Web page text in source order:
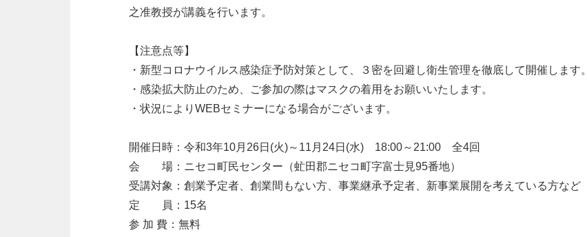
之准教授が講義を行います。
【注意点等】
・新型コロナウイルス感染症予防対策として、３密を回避し衛生管理を徹底して開催します。
・感染拡大防止のため、ご参加の際はマスクの着用をお願いいたします。
・状況によりWEBセミナーになる場合がございます。
開催日時：令和3年10月26日(火)～11月24日(水) 18:00～21:00 全4回
会 場：ニセコ町民センター（虻田郡ニセコ町字富士見95番地）
受講対象：創業予定者、創業間もない方、事業継承予定者、新事業展開を考えている方など
定 員：15名
参 加 費：無料